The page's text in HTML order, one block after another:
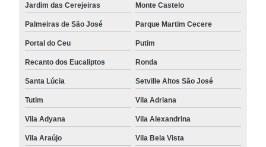
Jardim das Cerejeiras Monte Castelo
Palmeiras de São José Parque Martim Cecere
Portal do Ceu Putim
Recanto dos Eucaliptos Ronda
Santa Lúcia Setville Altos São José
Tutim Vila Adriana
Vila Adyana Vila Alexandrina
Vila Araújo Vila Bela Vista